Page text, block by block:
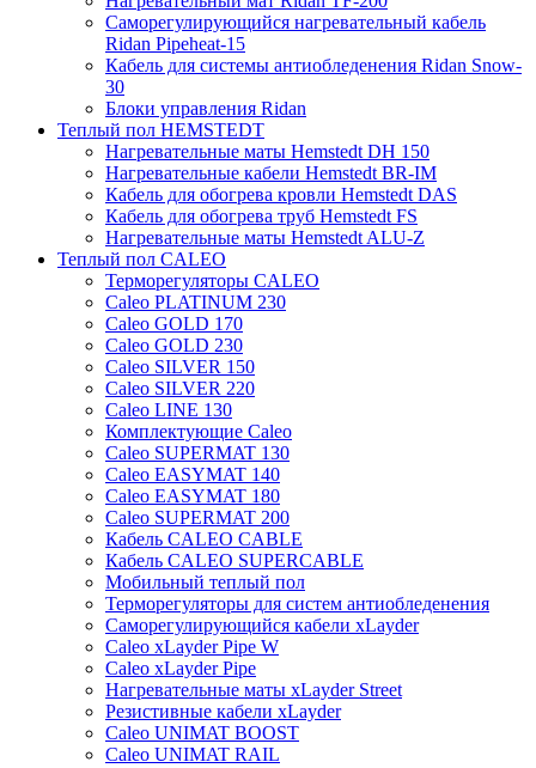
Саморегулирующийся нагревательный кабель
Ridan Pipeheat-15
Кабель для системы антиобледенения Ridan Snow-
30
Блоки управления Ridan
Теплый пол HEMSTEDT
Нагревательные маты Hemstedt DH 150
Нагревательные кабели Hemstedt BR-IM
Кабель для обогрева кровли Hemstedt DAS
Кабель для обогрева труб Hemstedt FS
Нагревательные маты Hemstedt ALU-Z
Теплый пол CALEO
Терморегуляторы CALEO
Caleo PLATINUM 230
Caleo GOLD 170
Caleo GOLD 230
Caleo SILVER 150
Caleo SILVER 220
Caleo LINE 130
Комплектующие Caleo
Caleo SUPERMAT 130
Caleo EASYMAT 140
Caleo EASYMAT 180
Caleo SUPERMAT 200
Кабель CALEO CABLE
Кабель CALEO SUPERCABLE
Мобильный теплый пол
Терморегуляторы для систем антиобледенения
Саморегулирующийся кабели xLayder
Caleo xLayder Pipe W
Caleo xLayder Pipe
Нагревательные маты xLayder Street
Резистивные кабели xLayder
Caleo UNIMAT BOOST
Caleo UNIMAT RAIL